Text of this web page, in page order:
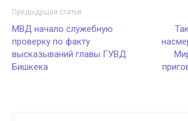
Предыдущая статья
МВД начало служебную
проверку по факту
высказываний главы ГУВД
Бишкека